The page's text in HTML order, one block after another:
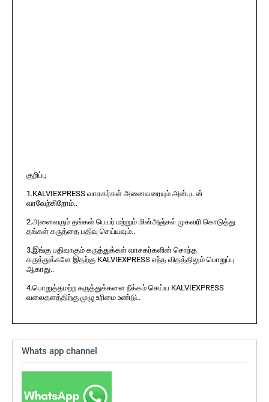
குறிப்பு
1.KALVIEXPRESS வாசகர்கள் அனைவரையும் அன்புடன்
வரவேற்கிறோம்..
2.அனைவரும் தங்கள் பெயர் மற்றும் மின்அஞ்சல் முகவரி கொடுத்து
தங்கள் கருத்தை பதிவு செய்யவும்..
3.இங்கு பதிவாகும் கருத்துக்கள் வாசகர்களின் சொந்த
கருத்துக்களே இதற்கு KALVIEXPRESS எந்த விதத்திலும் பொறுப்பு
ஆகாது..
4.பொறுத்தமற்ற கருத்துக்களை நீக்கம் செய்ய KALVIEXPRESS
வலைதளத்திற்கு முழு உரிமை உண்டு..
Whats app channel